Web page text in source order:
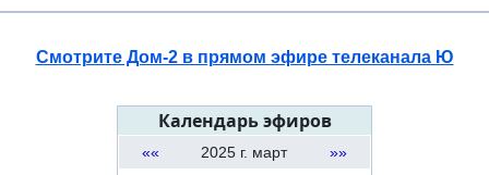
Смотрите Дом-2 в прямом эфире телеканала Ю
Календарь эфиров
«« 2025 г. март
»»